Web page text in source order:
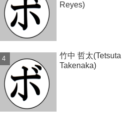
Reyes)
竹中 哲太(Tetsuta
Takenaka)